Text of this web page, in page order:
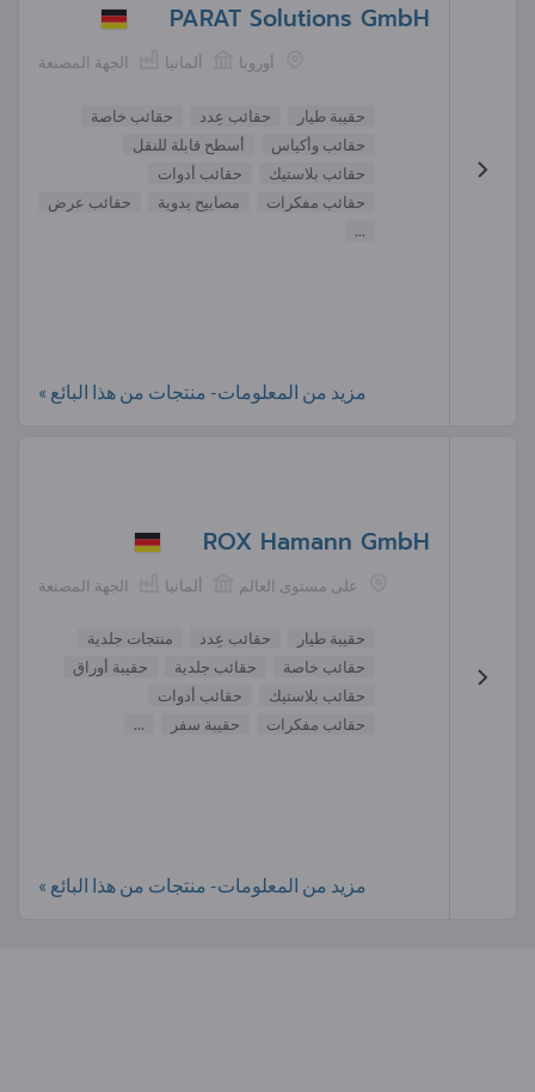
PARAT Solutions GmbH
الجهة المصنعة ألمانيا أوروبا
حقيبة طيار حقائب عِدد
حقائب خاصة
حقائب وأكياس
أسطح قابلة للنقل
حقائب بلاستيك
حقائب أدوات
حقائب مفكرات
مصابيح يدوية
حقائب عرض
...
مزيد من المعلومات- منتجات من هذا البائع »
ROX Hamann GmbH
الجهة المصنعة ألمانيا على مستوى العالم
حقيبة طيار حقائب عِدد
منتجات جلدية
حقائب خاصة
حقائب جلدية
حقيبة أوراق
حقائب بلاستيك
حقائب أدوات
حقائب مفكرات
حقيبة سفر ...
مزيد من المعلومات- منتجات من هذا البائع »